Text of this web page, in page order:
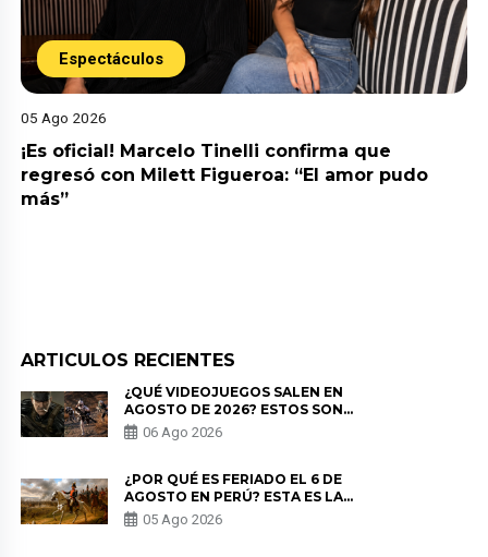
Espectáculos
05 Ago 2026
¡Es oficial! Marcelo Tinelli confirma que
regresó con Milett Figueroa: “El amor pudo
más”
ARTICULOS RECIENTES
¿QUÉ VIDEOJUEGOS SALEN EN
AGOSTO DE 2026? ESTOS SON
LOS ESTRENOS MÁS ESPERADOS
06 Ago 2026
¿POR QUÉ ES FERIADO EL 6 DE
AGOSTO EN PERÚ? ESTA ES LA
HISTORIA
05 Ago 2026